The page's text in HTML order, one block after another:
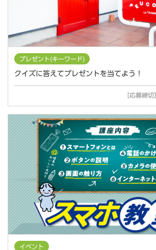
プレゼント(キーワード)
クイズに答えてプレゼントを当てよう！
［応募締
イベント